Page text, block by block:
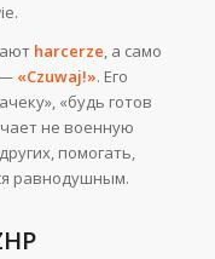
harcerze, а само
— «Czuwaj!». Его
«будь готов
не военную
помогать,
равнодушным.